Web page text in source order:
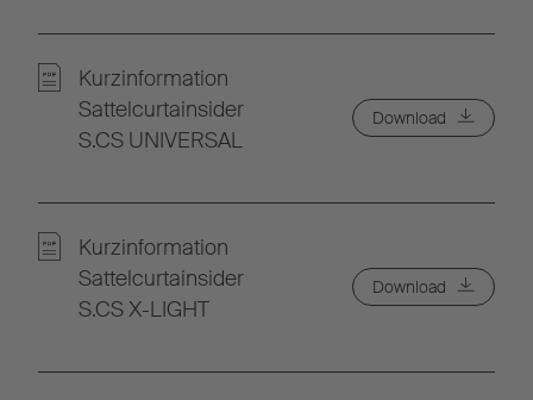
Kurzinformation
Sattelcurtainsider
S.CS UNIVERSAL
Download
Kurzinformation
Sattelcurtainsider
S.CS X-LIGHT
Download